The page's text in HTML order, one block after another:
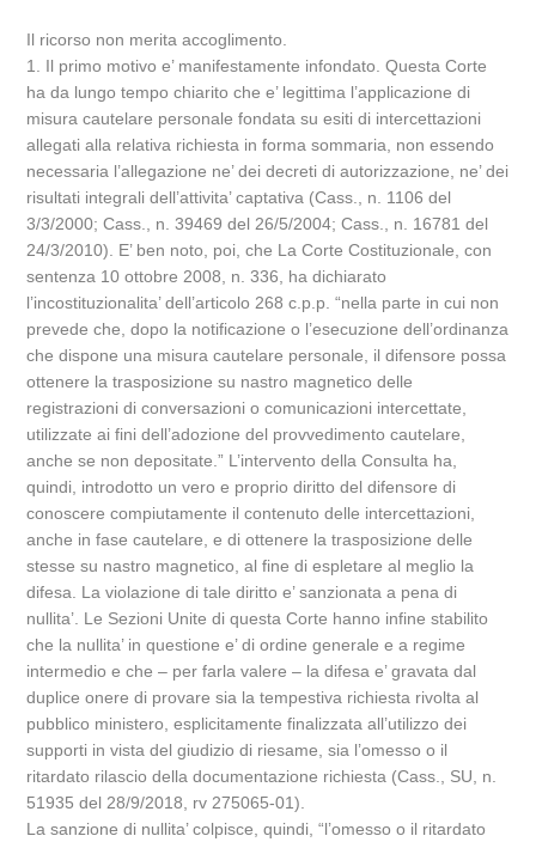
Il ricorso non merita accoglimento.
1. Il primo motivo e’ manifestamente infondato. Questa Corte
ha da lungo tempo chiarito che e’ legittima l’applicazione di
misura cautelare personale fondata su esiti di intercettazioni
allegati alla relativa richiesta in forma sommaria, non essendo
necessaria l’allegazione ne’ dei decreti di autorizzazione, ne’ dei
risultati integrali dell’attivita’ captativa (Cass., n. 1106 del
3/3/2000; Cass., n. 39469 del 26/5/2004; Cass., n. 16781 del
24/3/2010). E’ ben noto, poi, che La Corte Costituzionale, con
sentenza 10 ottobre 2008, n. 336, ha dichiarato
l’incostituzionalita’ dell’articolo 268 c.p.p. “nella parte in cui non
prevede che, dopo la notificazione o l’esecuzione dell’ordinanza
che dispone una misura cautelare personale, il difensore possa
ottenere la trasposizione su nastro magnetico delle
registrazioni di conversazioni o comunicazioni intercettate,
utilizzate ai fini dell’adozione del provvedimento cautelare,
anche se non depositate.” L’intervento della Consulta ha,
quindi, introdotto un vero e proprio diritto del difensore di
conoscere compiutamente il contenuto delle intercettazioni,
anche in fase cautelare, e di ottenere la trasposizione delle
stesse su nastro magnetico, al fine di espletare al meglio la
difesa. La violazione di tale diritto e’ sanzionata a pena di
nullita’. Le Sezioni Unite di questa Corte hanno infine stabilito
che la nullita’ in questione e’ di ordine generale e a regime
intermedio e che – per farla valere – la difesa e’ gravata dal
duplice onere di provare sia la tempestiva richiesta rivolta al
pubblico ministero, esplicitamente finalizzata all’utilizzo dei
supporti in vista del giudizio di riesame, sia l’omesso o il
ritardato rilascio della documentazione richiesta (Cass., SU, n.
51935 del 28/9/2018, rv 275065-01).
La sanzione di nullita’ colpisce, quindi, “l’omesso o il ritardato